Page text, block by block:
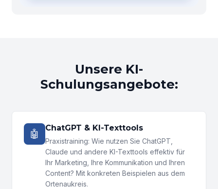
Unsere KI-
Schulungsangebote:
🤖 ChatGPT & KI-Texttools
Praxistraining: Wie nutzen Sie ChatGPT,
Claude und andere KI-Texttools effektiv für
Ihr Marketing, Ihre Kommunikation und Ihren
Content? Mit konkreten Beispielen aus dem
Ortenaukreis.